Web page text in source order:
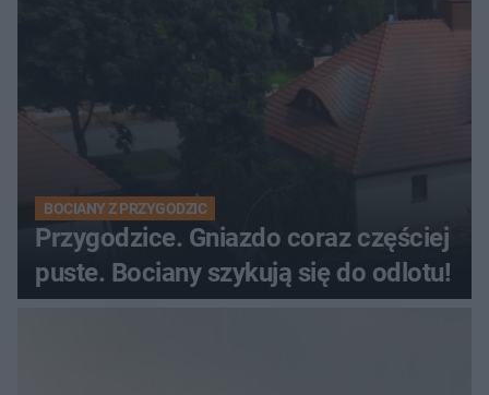
BOCIANY Z PRZYGODZIC
Przygodzice. Gniazdo coraz częściej
puste. Bociany szykują się do odlotu!